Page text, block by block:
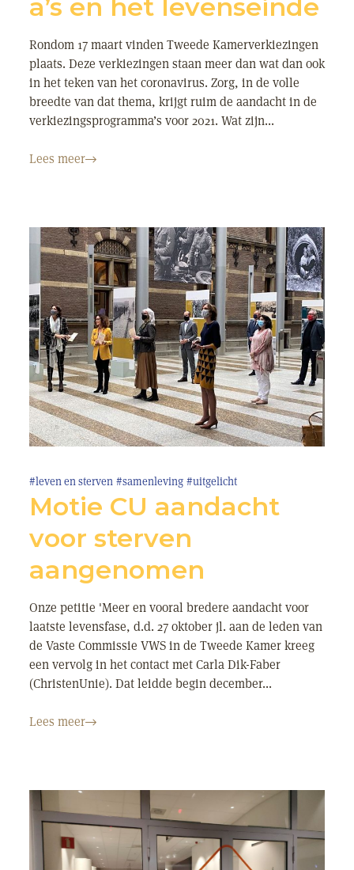
a’s en het levenseinde
Rondom 17 maart vinden Tweede Kamerverkiezingen
plaats. Deze verkiezingen staan meer dan wat dan ook
in het teken van het coronavirus. Zorg, in de volle
breedte van dat thema, krijgt ruim de aandacht in de
verkiezingsprogramma’s voor 2021. Wat zijn...
Lees meer
#leven en sterven #samenleving #uitgelicht
Motie CU aandacht
voor sterven
aangenomen
Onze petitie 'Meer en vooral bredere aandacht voor
laatste levensfase, d.d. 27 oktober jl. aan de leden van
de Vaste Commissie VWS in de Tweede Kamer kreeg
een vervolg in het contact met Carla Dik-Faber
(ChristenUnie). Dat leidde begin december...
Lees meer